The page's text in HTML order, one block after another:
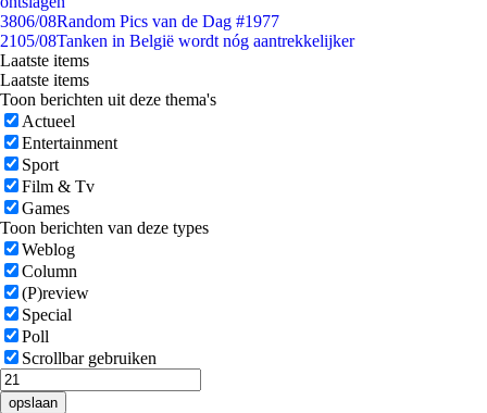
3806/08Random Pics van de Dag #1977
2105/08Tanken in België wordt nóg aantrekkelijker
Laatste items
Laatste items
Toon berichten uit deze thema's
Actueel
Entertainment
Sport
Film & Tv
Games
Toon berichten van deze types
Weblog
Column
(P)review
Special
Poll
Scrollbar gebruiken
opslaan